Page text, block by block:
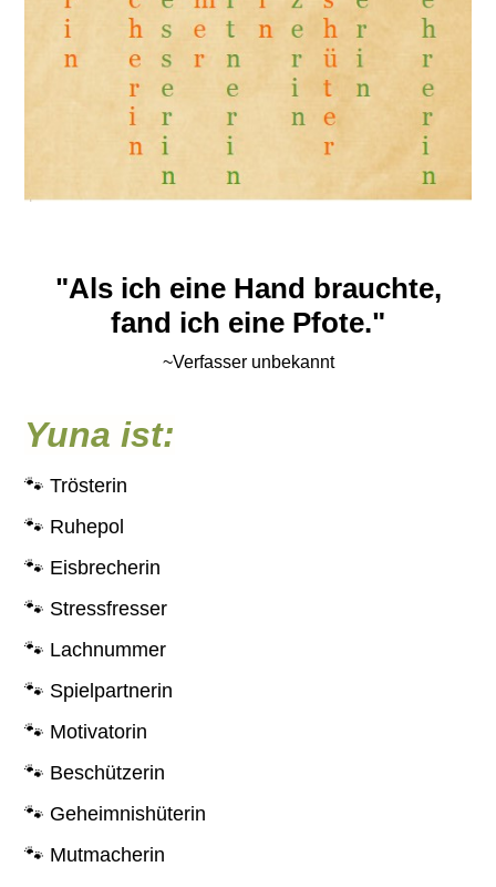
"Als ich eine Hand brauchte,
fand ich eine Pfote."
~Verfasser unbekannt
Yuna ist:
🐾 Trösterin
🐾 Ruhepol
🐾 Eisbrecherin
🐾 Stressfresser
🐾 Lachnummer
🐾 Spielpartnerin
🐾 Motivatorin
🐾 Beschützerin
🐾 Geheimnishüterin
🐾 Mutmacherin